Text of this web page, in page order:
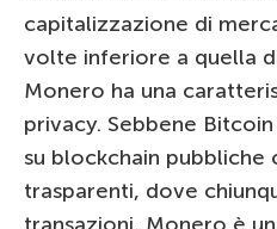
capitalizzazione di
volte inferiore a quella
Monero ha una
privacy. Sebbene
su blockchain
trasparenti, dove
transazioni, Monero è